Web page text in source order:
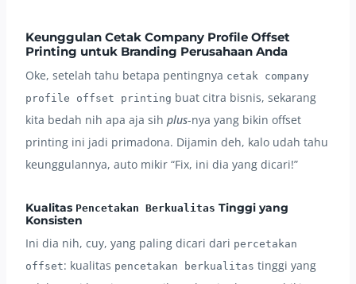
Keunggulan Cetak Company Profile Offset
Printing untuk Branding Perusahaan Anda
Oke, setelah tahu betapa pentingnya cetak company
profile offset printing buat citra bisnis, sekarang
kita bedah nih apa aja sih plus-nya yang bikin offset
printing ini jadi primadona. Dijamin deh, kalo udah tahu
keunggulannya, auto mikir “Fix, ini dia yang dicari!”
Kualitas Pencetakan Berkualitas Tinggi yang
Konsisten
Ini dia nih, cuy, yang paling dicari dari percetakan
offset: kualitas pencetakan berkualitas tinggi yang